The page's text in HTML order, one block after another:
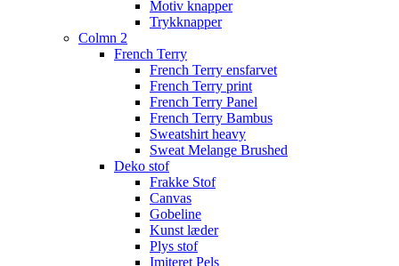
Motiv knapper
Trykknapper
Colmn 2
French Terry
French Terry ensfarvet
French Terry print
French Terry Panel
French Terry Bambus
Sweatshirt heavy
Sweat Melange Brushed
Deko stof
Frakke Stof
Canvas
Gobeline
Kunst læder
Plys stof
Imiteret Pels